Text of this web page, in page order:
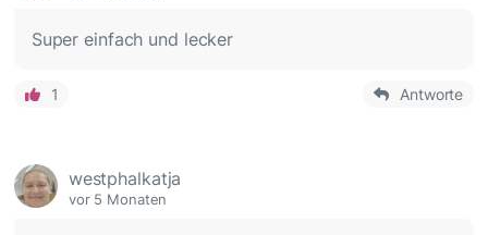
Super einfach und lecker
1 Antworte
westphalkatja
vor 5 Monaten